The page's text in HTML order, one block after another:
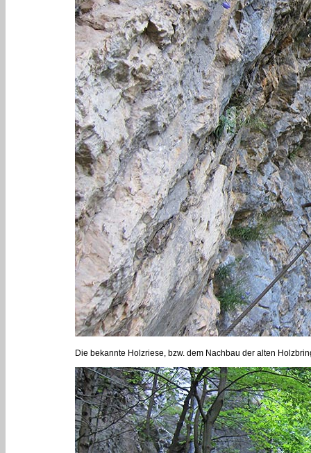
Die bekannte Holzriese, bzw. dem Nachbau der alten